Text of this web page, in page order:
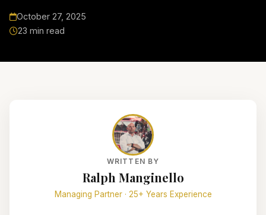
October 27, 2025
23 min read
WRITTEN BY
Ralph Manginello
Managing Partner · 25+ Years Experience